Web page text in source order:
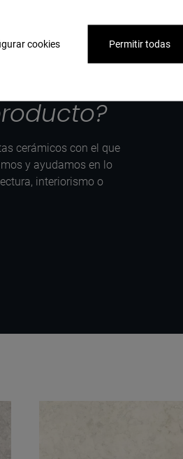
o
cerámicos con el que
y ayudamos en lo
interiorismo o
cookies Permitir todas